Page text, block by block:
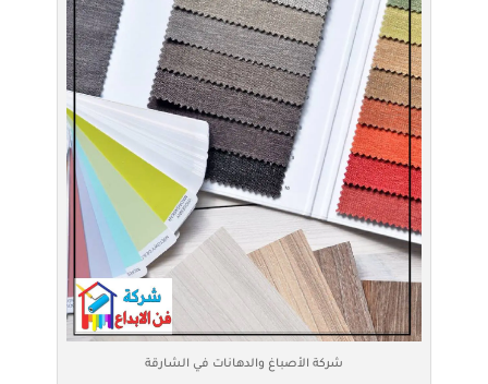
شركة الأصباغ والدهانات في الشارقة